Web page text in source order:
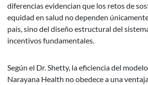
diferencias evidencian que los retos de
equidad en salud no dependen
país, sino del diseño estructural del
incentivos fundamentales.
Según el Dr. Shetty, la eficiencia del
Narayana Health no obedece a una